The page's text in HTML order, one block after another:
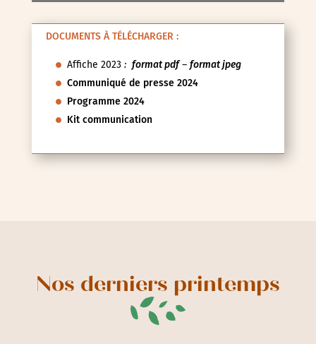
DOCUMENTS À TÉLÉCHARGER :
Affiche 2023: format pdf– format jpeg
Communiqué de presse 2024
Programme 2024
Kit communication
Nos derniers printemps